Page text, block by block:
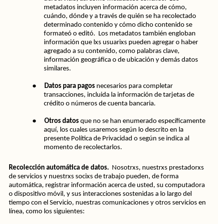
metadatos incluyen información acerca de cómo,
cuándo, dónde y a través de quién se ha recolectado
determinado contenido y cómo dicho contenido se
formateó o editó.  Los metadatos también engloban
información que lxs usuarixs pueden agregar o haber
agregado a su contenido, como palabras clave,
información geográfica o de ubicación y demás datos
similares.
● Datos para pagos necesarios para completar
transacciones, incluida la información de tarjetas de
crédito o números de cuenta bancaria.
● Otros datos que no se han enumerado específicamente
aquí, los cuales usaremos según lo descrito en la
presente Política de Privacidad o según se indica al
momento de recolectarlos.
Recolección automática de datos. Nosotrxs, nuestrxs prestadorxs
de servicios y nuestrxs socixs de trabajo pueden, de forma
automática, registrar información acerca de usted, su computadora
o dispositivo móvil, y sus interacciones sostenidas a lo largo del
tiempo con el Servicio, nuestras comunicaciones y otros servicios en
línea, como los siguientes: